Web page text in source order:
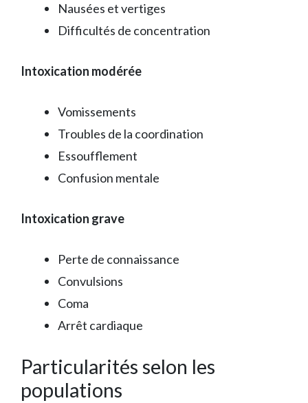
Nausées et vertiges
Difficultés de concentration
Intoxication modérée
Vomissements
Troubles de la coordination
Essoufflement
Confusion mentale
Intoxication grave
Perte de connaissance
Convulsions
Coma
Arrêt cardiaque
Particularités selon les
populations